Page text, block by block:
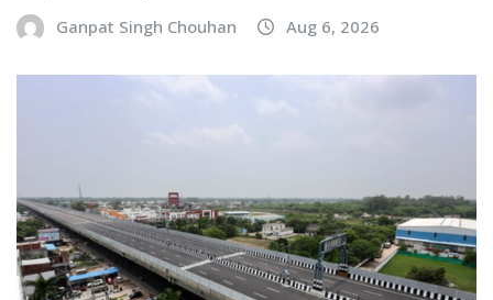
Ganpat Singh Chouhan Aug 6, 2026